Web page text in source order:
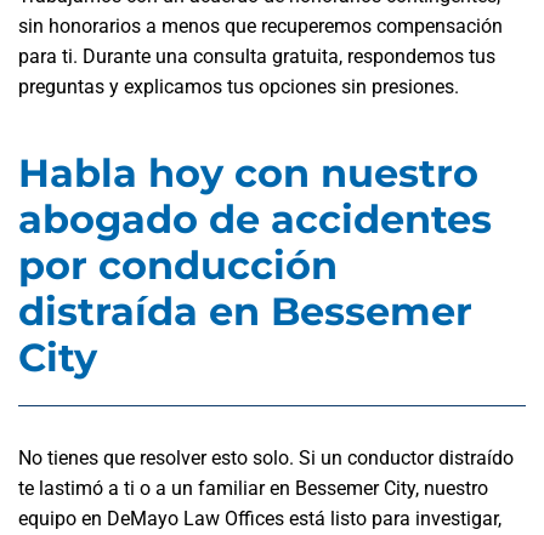
sin honorarios a menos que recuperemos compensación
para ti. Durante una consulta gratuita, respondemos tus
preguntas y explicamos tus opciones sin presiones.
Habla hoy con nuestro
abogado de accidentes
por conducción
distraída en Bessemer
City
No tienes que resolver esto solo. Si un conductor distraído
te lastimó a ti o a un familiar en Bessemer City, nuestro
equipo en DeMayo Law Offices está listo para investigar,